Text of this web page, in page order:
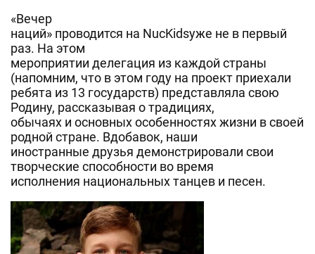
«Вечер
наций» проводится на NucKidsуже не в первый
раз. На этом
мероприятии делегация из каждой страны
(напомним, что в этом году на проект приехали
ребята из 13 государств) представляла свою
Родину, рассказывая о традициях,
обычаях и основных особенностях жизни в своей
родной стране. Вдобавок, наши
иностранные друзья демонстрировали свои
творческие способности во время
исполнения национальных танцев и песен.